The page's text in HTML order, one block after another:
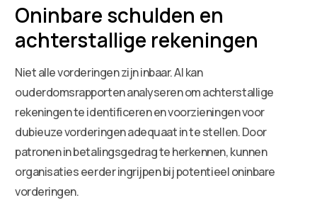
Oninbare schulden en
achterstallige rekeningen
Niet alle vorderingen zijn inbaar. AI kan
ouderdomsrapporten analyseren om achterstallige
rekeningen te identificeren en voorzieningen voor
dubieuze vorderingen adequaat in te stellen. Door
patronen in betalingsgedrag te herkennen, kunnen
organisaties eerder ingrijpen bij potentieel oninbare
vorderingen.